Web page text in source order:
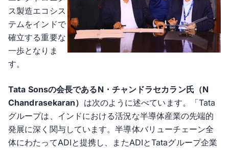
ス製造エコシス
テムをインドで
確立する重要な
一歩となりま
す。
Tata Sonsの会長であるN・チャンドラセカラン氏（N
Chandrasekaran） は次のように述べています。「Tata
グループは、インドにおける活況な半導体産業の先端的
発展に深く関与しています。半導体バリューチェーン全
体にわたってADIと提携し、またADIとTataグループ企業